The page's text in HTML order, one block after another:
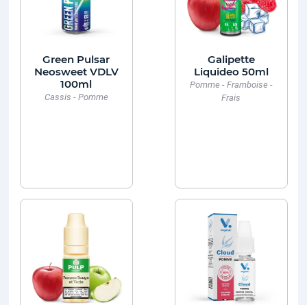
Green Pulsar
Neosweet VDLV
100ml
Cassis - Pomme
Galipette
Liquideo 50ml
Pomme - Framboise -
Frais